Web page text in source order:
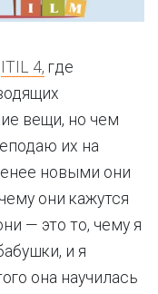
ITIL 4, где
вещи, но чем
их на
новыми они
они кажутся
— это то, чему я
и я
она научилась